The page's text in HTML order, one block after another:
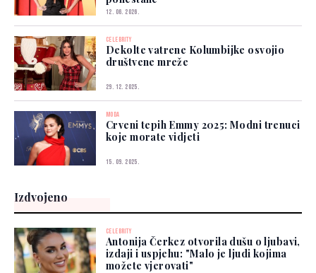
12. 06. 2026.
CELEBRITY
Dekolte vatrene Kolumbijke osvojio
društvene mreže
29. 12. 2025.
MODA
Crveni tepih Emmy 2025: Modni trenuci
koje morate vidjeti
15. 09. 2025.
Izdvojeno
CELEBRITY
Antonija Čerkez otvorila dušu o ljubavi,
izdaji i uspjehu: "Malo je ljudi kojima
možete vjerovati"